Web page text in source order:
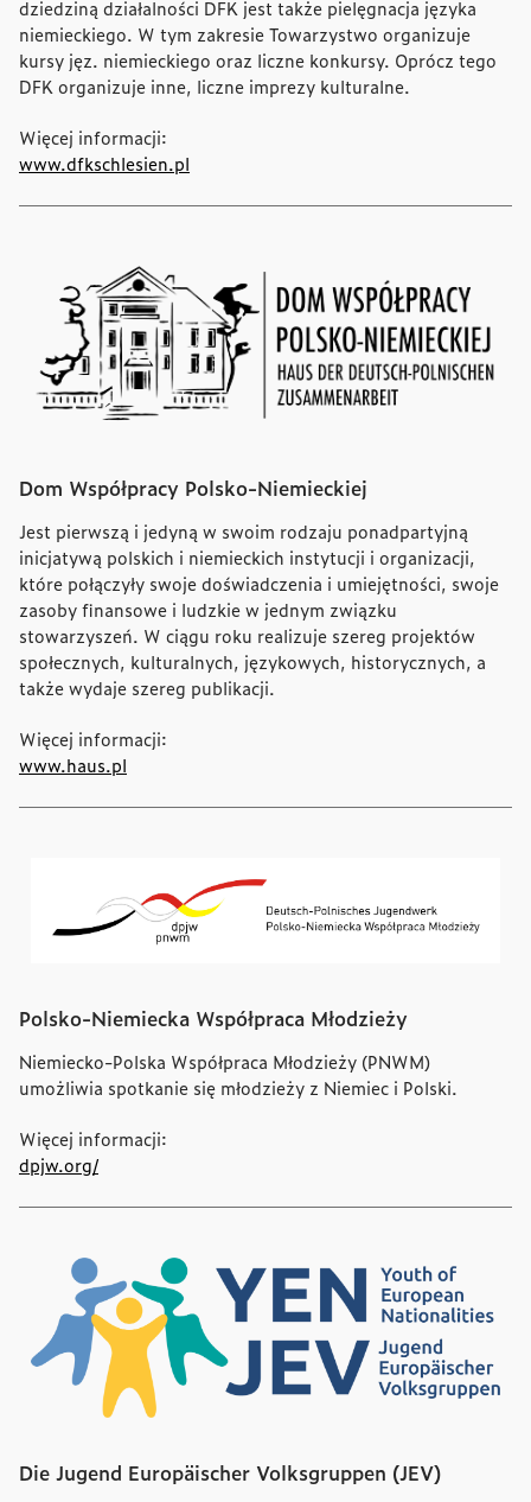
dziedziną działalności DFK jest także pielęgnacja języka
niemieckiego. W tym zakresie Towarzystwo organizuje
kursy jęz. niemieckiego oraz liczne konkursy. Oprócz tego
DFK organizuje inne, liczne imprezy kulturalne.
Więcej informacji:
www.dfkschlesien.pl
Dom Współpracy Polsko-Niemieckiej
Jest pierwszą i jedyną w swoim rodzaju ponadpartyjną
inicjatywą polskich i niemieckich instytucji i organizacji,
które połączyły swoje doświadczenia i umiejętności, swoje
zasoby finansowe i ludzkie w jednym związku
stowarzyszeń. W ciągu roku realizuje szereg projektów
społecznych, kulturalnych, językowych, historycznych, a
także wydaje szereg publikacji.
Więcej informacji:
www.haus.pl
Polsko-Niemiecka Współpraca Młodzieży
Niemiecko-Polska Współpraca Młodzieży (PNWM)
umożliwia spotkanie się młodzieży z Niemiec i Polski.
Więcej informacji:
dpjw.org/
Die Jugend Europäischer Volksgruppen (JEV)